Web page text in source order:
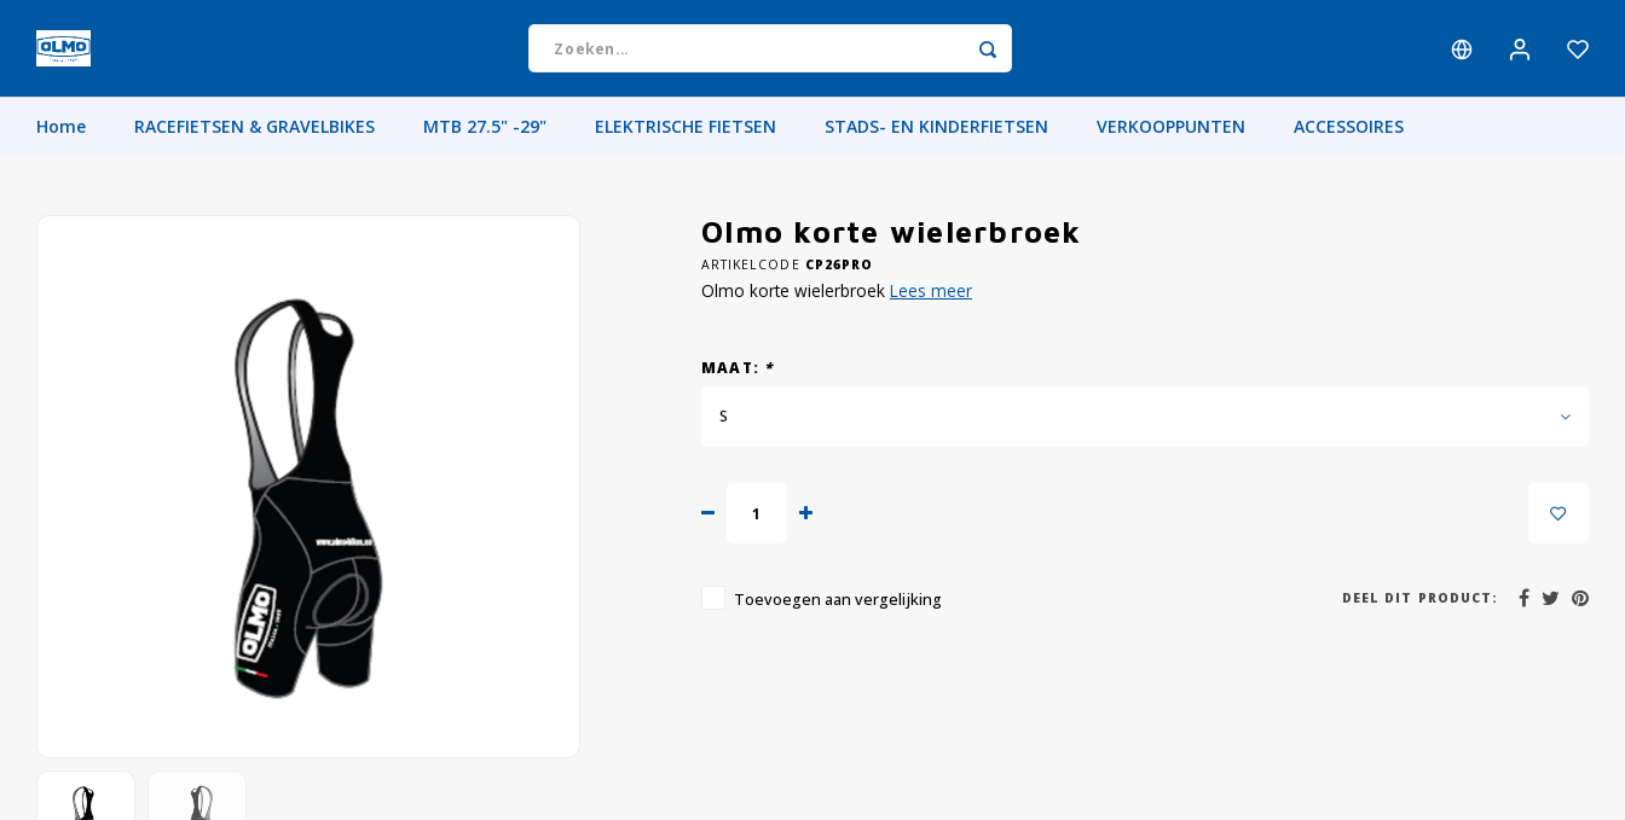
Home RACEFIETSEN & GRAVELBIKES MTB 27.5" -29" ELEKTRISCHE FIETSEN STADS- EN KINDERFIETSEN VERKOOPPUNTEN ACCESSOIRES
Olmo korte wielerbroek
ARTIKELCODE CP26PRO
Olmo korte wielerbroek Lees meer
MAAT: *
S
Toevoegen aan vergelijking DEEL DIT PRODUCT: